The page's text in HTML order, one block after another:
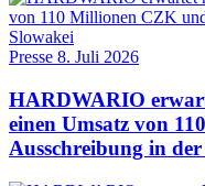
Presse 8. Juli 2026
HARDWARIO
einen Umsatz von
Ausschreibung in